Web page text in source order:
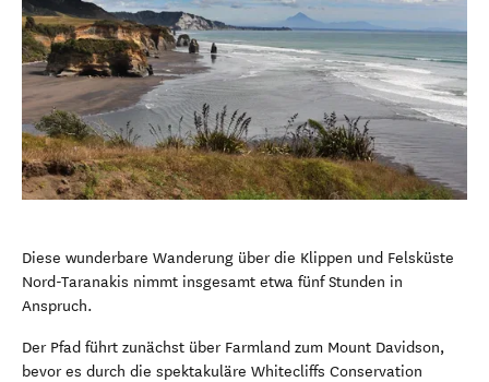
Diese wunderbare Wanderung über die Klippen und Felsküste
Nord-Taranakis nimmt insgesamt etwa fünf Stunden in
Anspruch.
Der Pfad führt zunächst über Farmland zum Mount Davidson,
bevor es durch die spektakuläre Whitecliffs Conservation